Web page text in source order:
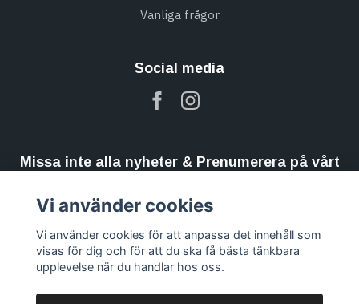
Vanliga frågor
Social media
Missa inte alla nyheter & Prenumerera på vårt
Vi använder cookies
Vi använder cookies för att anpassa det innehåll som
visas för dig och för att du ska få bästa tänkbara
upplevelse när du handlar hos oss.